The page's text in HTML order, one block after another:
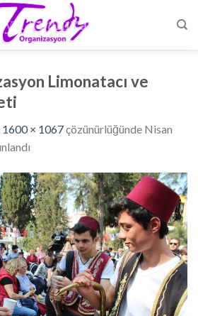
Limonatacı ve
1600 × 1067çözünürlüğünde Nisan